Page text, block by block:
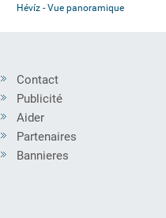
Hévíz - Vue panoramique
Contact
Publicité
Aider
Partenaires
Bannieres